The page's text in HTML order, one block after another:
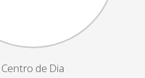
de Cerveira
em Pombal
Centro de Dia